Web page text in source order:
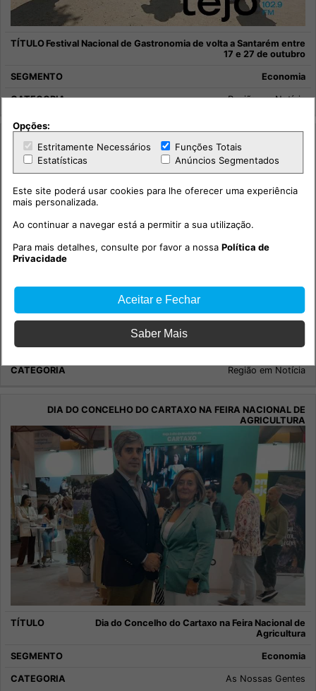
Festival Nacional de Gastronomia de volta a Santarém entre
17 e 27 de outubro
Economia
Região em Notícia
Santarém já tem um Wine Bar
Economia
Região em Notícia
Dia do Concelho do Cartaxo na Feira Nacional de
Agricultura
Economia
As Nossas Gentes
Opções:
Estritamente Necessários
Funções Totais
Estatísticas
Anúncios Segmentados
Este site poderá usar cookies para lhe oferecer uma experiência
mais personalizada.
Ao continuar a navegar está a permitir a sua utilização.
Para mais detalhes, consulte por favor a nossaPolítica de
Privacidade
Aceitar e Fechar
Saber Mais